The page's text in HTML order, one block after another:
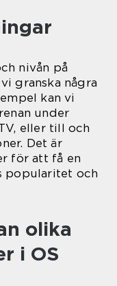
nivån på
granska några
kan vi
under
eller till och
Det är
för att få en
popularitet och
olika
i OS